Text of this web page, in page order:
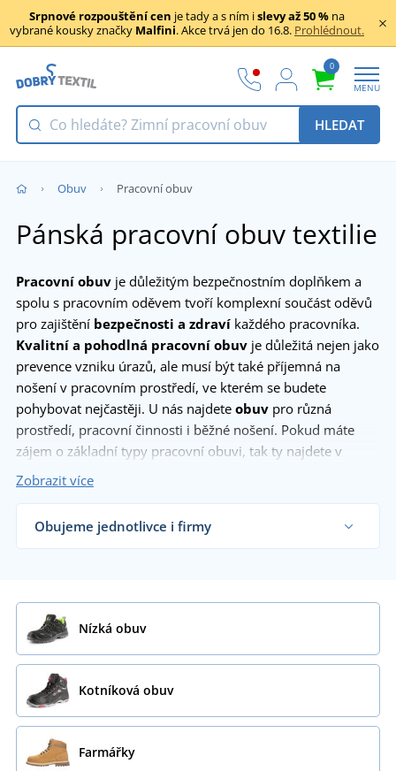
Srpnové rozpouštění cen je tady a s ním islevy až 50 % na
vybrané kousky značky Malfini. Akce trvá jen do 16.8. Prohlédnout.
0
MENU
HLEDAT
Obuv Pracovní obuv
Pánská pracovní obuv textilie
Pracovní obuv je důležitým bezpečnostním doplňkem a
spolu s pracovním oděvem tvoří komplexní součást oděvů
pro zajištění bezpečnosti a zdraví každého pracovníka.
Kvalitní a pohodlná pracovní obuv je důležitá nejen jako
prevence vzniku úrazů, ale musí být také příjemná na
nošení v pracovním prostředí, ve kterém se budete
pohybovat nejčastěji. U nás najdete obuv pro různá
prostředí, pracovní činnosti i běžné nošení. Pokud máte
zájem o základní typy pracovní obuvi, tak ty najdete v
kategorii
kotníková pracovní obuv
chtějí vypadat stylově i na stavbě nabízíme moderní
Zobrazit více
Obujeme jednotlivce i firmy
Nízká obuv
Kotníková obuv
Farmářky